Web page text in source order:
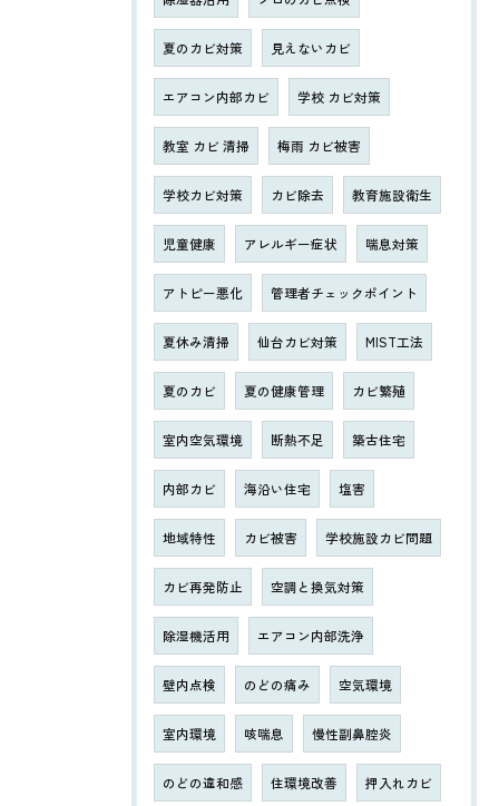
夏のカビ対策 見えないカビ
エアコン内部カビ 学校 カビ対策
教室 カビ 清掃 梅雨 カビ被害
学校カビ対策 カビ除去 教育施設衛生
児童健康 アレルギー症状 喘息対策
アトピー悪化 管理者チェックポイント
夏休み清掃 仙台カビ対策 MIST工法
夏のカビ 夏の健康管理 カビ繁殖
室内空気環境 断熱不足 築古住宅
内部カビ 海沿い住宅 塩害
地域特性 カビ被害 学校施設カビ問題
カビ再発防止 空調と換気対策
除湿機活用 エアコン内部洗浄
壁内点検 のどの痛み 空気環境
室内環境 咳喘息 慢性副鼻腔炎
のどの違和感 住環境改善 押入れカビ